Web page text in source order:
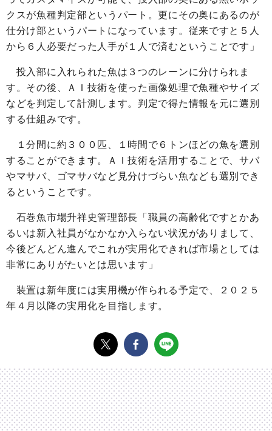
クスが魚種判定部というパート。更にその奥にあるのが
仕分け部というパートになっています。従来ですと５人
から６人必要だった人手が１人で済むということです」
投入部に入れられた魚は３つのレーンに分けられま
す。その後、ＡＩ技術を使った画像処理で魚種やサイズ
などを判定して計測します。判定で得た情報を元に選別
する仕組みです。
１分間に約３００匹、１時間で６トンほどの魚を選別
することができます。ＡＩ技術を活用することで、サバ
やマサバ、ゴマサバなど見分けづらい魚なども選別でき
るということです。
石巻魚市場升祥史管理部長「職員の高齢化ですとかあ
るいは新入社員がなかなか入らない状況がありまして、
今後どんどん進んでこれが実用化できれば市場としては
非常にありがたいとは思います」
装置は新年度には実用機が作られる予定で、２０２５
年４月以降の実用化を目指します。